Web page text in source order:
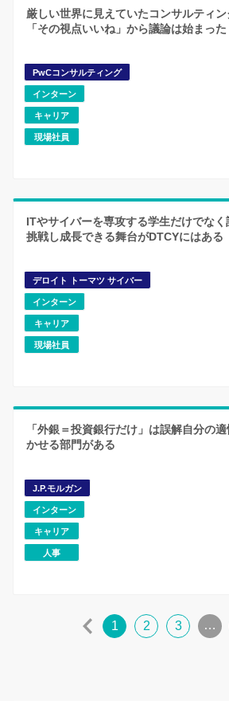
厳しい世界に見えていたコンサルティ
「その視点いいね」から議論は始まった
PwCコンサルティング
インターン
キャリア
現場社員
ITやサイバーを専攻する学生だけでなく
挑戦し成長できる舞台がDTCYにはある
デロイト トーマツ サイバー
インターン
キャリア
現場社員
「外銀＝投資銀行だけ」は誤解自分の
かせる部門がある
J.P.モルガン
インターン
キャリア
人事
1 2 3 …